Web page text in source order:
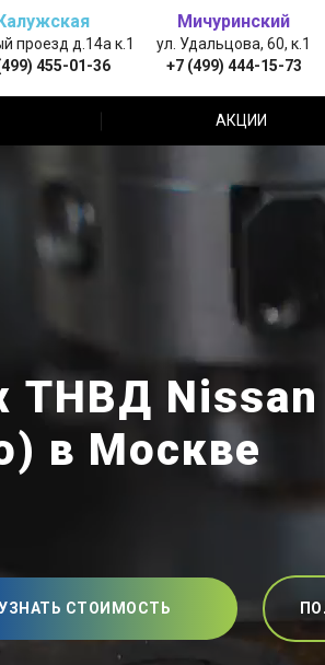
проезд д.14а к.1
455-01-36
Мичуринский
ул. Удальцова, 60, к.1
+7 (499) 444-15-73
АКЦИИ
ТНВД Nissan
в Москве
СТОИМОСТЬ